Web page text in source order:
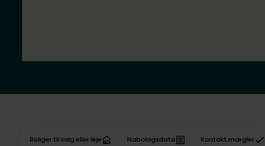
Boliger til salg eller leje Nabolagsdata Kontakt mægler